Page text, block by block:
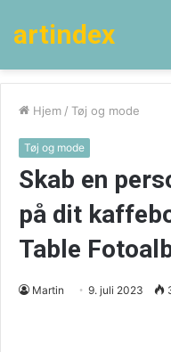
artindex
Hjem / Tøj og mode
Tøj og mode
Skab en
på dit
Table
Martin 9. juli 2023